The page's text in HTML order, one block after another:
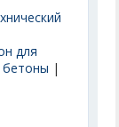
для
бетоны |